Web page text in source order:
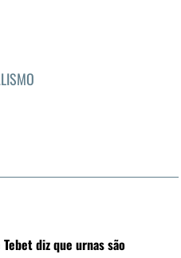
diz que urnas são